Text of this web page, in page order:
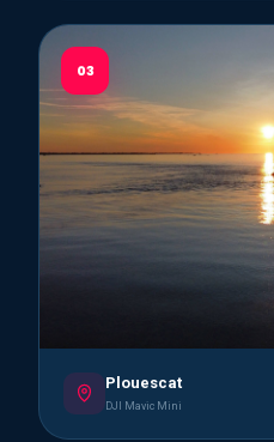
03
Plouescat
DJI Mavic Mini